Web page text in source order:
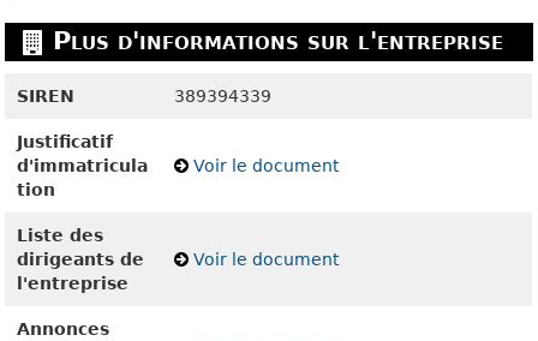
Plus d'informations sur l'entreprise
SIREN 389394339
Justificatif
d'immatricula
tion
Voir le document
Liste des
dirigeants de
l'entreprise
Voir le document
Annonces